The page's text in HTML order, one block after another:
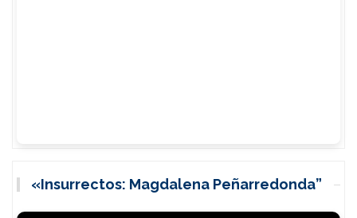
«Insurrectos: Magdalena Peñarredonda”